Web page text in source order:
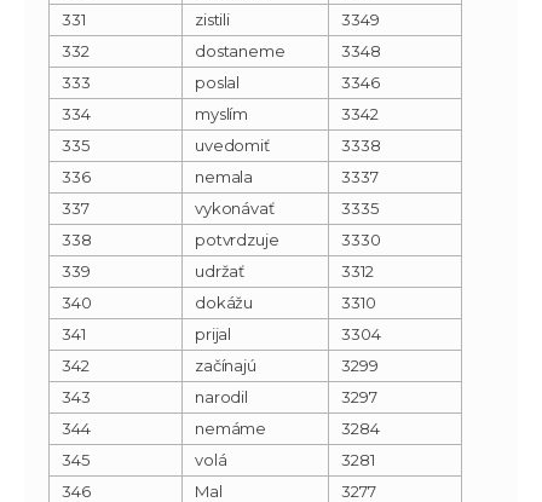
331
zistili
3349
332
dostaneme
3348
333
poslal
3346
334
myslím
3342
335
uvedomiť
3338
336
nemala
3337
337
vykonávať
3335
338
potvrdzuje
3330
339
udržať
3312
340
dokážu
3310
341
prijal
3304
342
začínajú
3299
343
narodil
3297
344
nemáme
3284
345
volá
3281
346
Mal
3277